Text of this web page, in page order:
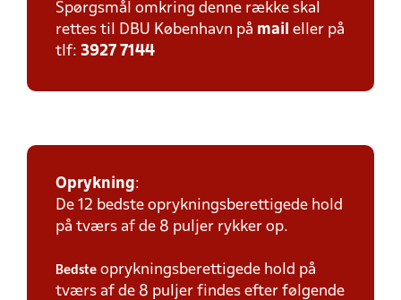
Spørgsmål omkring denne række skal
rettes til DBU København på mail eller på
tlf: 3927 7144
Oprykning:
De 12 bedste oprykningsberettigede hold
på tværs af de 8 puljer rykker op.
Bedste oprykningsberettigede hold på
tværs af de 8 puljer findes efter følgende